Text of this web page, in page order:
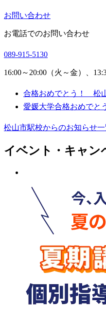
お問い合わせ
お電話でのお問い合わせ
089-915-5130
16:00～20:00（火～金）、
合格おめでとう！ 松
愛媛大学合格おめでと
松山市駅校からのお知らせ一
イベント・キャン